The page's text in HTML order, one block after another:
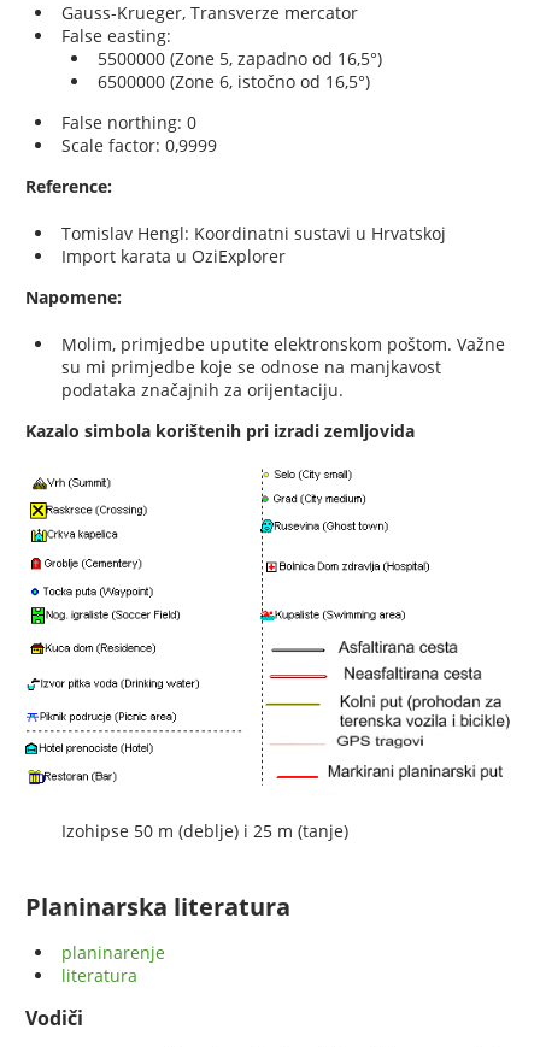
Gauss-Krueger, Transverze mercator
False easting:
5500000 (Zone 5, zapadno od 16,5°)
6500000 (Zone 6, istočno od 16,5°)
False northing: 0
Scale factor: 0,9999
Reference:
Tomislav Hengl: Koordinatni sustavi u Hrvatskoj
Import karata u OziExplorer
Napomene:
Molim, primjedbe uputite elektronskom poštom. Važne
su mi primjedbe koje se odnose na manjkavost
podataka značajnih za orijentaciju.
Kazalo simbola korištenih pri izradi zemljovida
Izohipse 50 m (deblje) i 25 m (tanje)
Planinarska literatura
planinarenje
literatura
Vodiči